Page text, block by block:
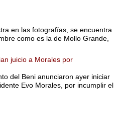
en las fotografías, se encuentra
como es la de Mollo Grande,
juicio a Morales por
del Beni anunciaron ayer iniciar
Evo Morales, por incumplir el